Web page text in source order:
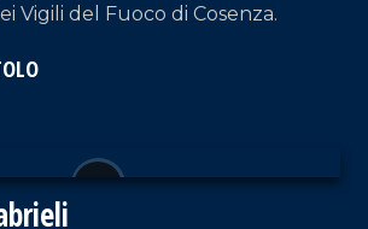
Vigili del Fuoco di Cosenza.